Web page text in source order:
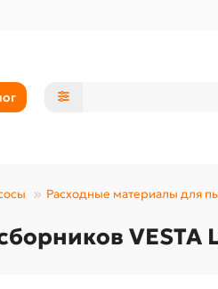
Расходные материалы для
VESTA